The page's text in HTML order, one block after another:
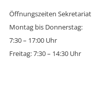
Öffnungszeiten Sekretariat
Montag bis Donnerstag:
7:30 – 17:00 Uhr
Freitag: 7:30 – 14:30 Uhr